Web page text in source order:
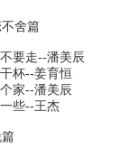
舍篇
要走--潘美辰
杯--姜育恒
家--潘美辰
些--王杰